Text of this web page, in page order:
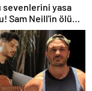
sevenlerini yasa
Sam Neill'in ölüm
oldu